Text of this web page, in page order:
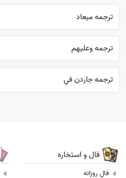
ترجمه ميعاد
ترجمه وعليهم
ترجمه جاردن في
فال و استخاره
فال روزانه